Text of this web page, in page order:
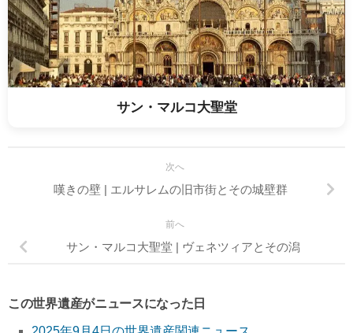
サン・マルコ大聖堂
次へ
嘆きの壁 | エルサレムの旧市街とその城壁群
前へ
サン・マルコ大聖堂 | ヴェネツィアとその潟
この世界遺産がニュースになった日